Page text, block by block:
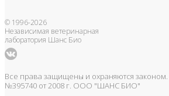
© 1996-2026
Независимая ветеринарная
лаборатория Шанс Био
Все права защищены и охраняются
№395740 от 2008 г. ООО "ШАНС БИО"